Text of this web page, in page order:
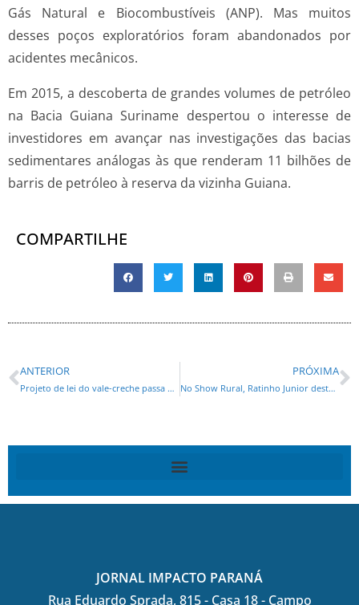
Gás Natural e Biocombustíveis (ANP). Mas muitos
desses poços exploratórios foram abandonados por
acidentes mecânicos.
Em 2015, a descoberta de grandes volumes de petróleo
na Bacia Guiana Suriname despertou o interesse de
investidores em avançar nas investigações das bacias
sedimentares análogas às que renderam 11 bilhões de
barris de petróleo à reserva da vizinha Guiana.
COMPARTILHE
ANTERIOR
Projeto de lei do vale-creche passa em 2º turno na Câmara de Curitiba
PRÓXIMA
No Show Rural, Ratinho Junior destaca protagonismo do Paraná no agronegócio
JORNAL IMPACTO PARANÁ
Rua Eduardo Sprada, 815 - Casa 18 - Campo